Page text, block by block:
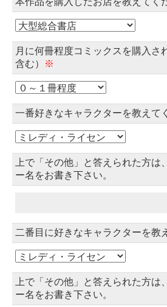
月に何冊程度コミックスを購入さ
含む）
※
一番好きなキャラクターを教えて
上で「その他」と答えられた方は
ー名をお書き下さい。
二番目に好きなキャラクターを教
上で「その他」と答えられた方は
ー名をお書き下さい。